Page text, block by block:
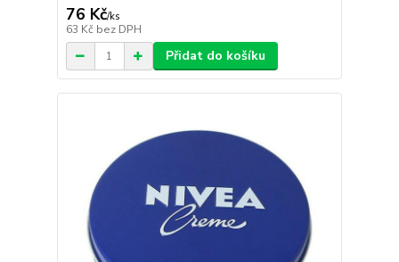
76 Kč/ks
63 Kč bez DPH
Přidat do košíku